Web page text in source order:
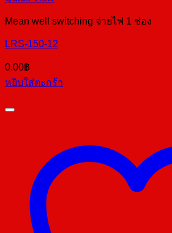
Mean well switching จ่ายไฟ 1 ช่อง
LRS-150-12
0.00฿
หยิบใส่ตะกร้า